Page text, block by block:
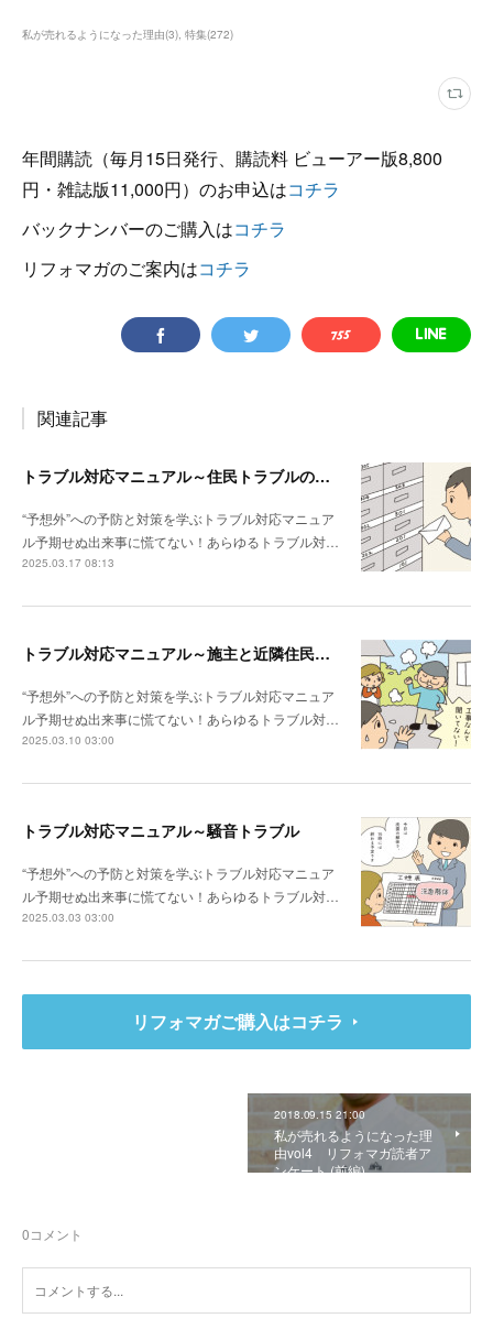
私が売れるようになった理由(3) 特集(272)
年間購読（毎月15日発行、購読料 ビューアー版8,800
円・雑誌版11,000円）のお申込はコチラ
バックナンバーのご購入はコチラ
リフォマガのご案内はコチラ
関連記事
トラブル対応マニュアル～住民トラブルの危険度高!! マンションで注意したいポイント
“予想外”への予防と対策を学ぶトラブル対応マニュア
ル予期せぬ出来事に慌てない！あらゆるトラブル対…
2025.03.17 08:13
トラブル対応マニュアル～施主と近隣住民との関係性が悪い場合は？
“予想外”への予防と対策を学ぶトラブル対応マニュア
ル予期せぬ出来事に慌てない！あらゆるトラブル対…
2025.03.10 03:00
トラブル対応マニュアル～騒音トラブル
“予想外”への予防と対策を学ぶトラブル対応マニュア
ル予期せぬ出来事に慌てない！あらゆるトラブル対…
2025.03.03 03:00
リフォマガご購入はコチラ
2018.09.15 21:00
私が売れるようになった理
由vol4 リフォマガ読者ア
ンケート (前編)
0コメント